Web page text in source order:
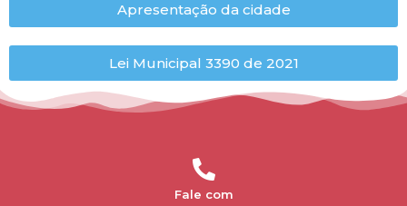
Apresentação da cidade
Lei Municipal 3390 de 2021
Fale com